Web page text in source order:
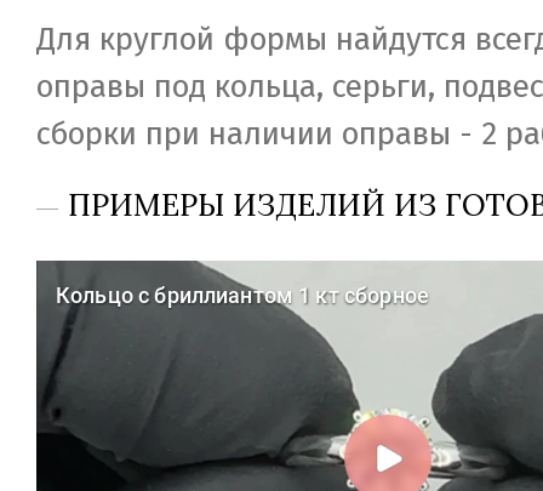
Для круглой формы найдутся
оправы под кольца, серьги,
сборки при наличии оправы - 2
ПРИМЕРЫ ИЗДЕЛИЙ ИЗ